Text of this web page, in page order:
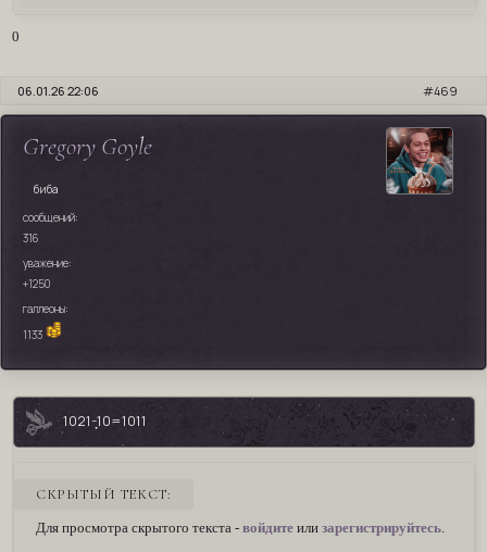
0
469
06.01.26 22:06
Gregory Goyle
биба
сообщений:
316
уважение:
+1250
галлеоны:
1133
1021-10=1011
СКРЫТЫЙ ТЕКСТ:
Для просмотра скрытого текста - войдите или зарегистрируйтесь